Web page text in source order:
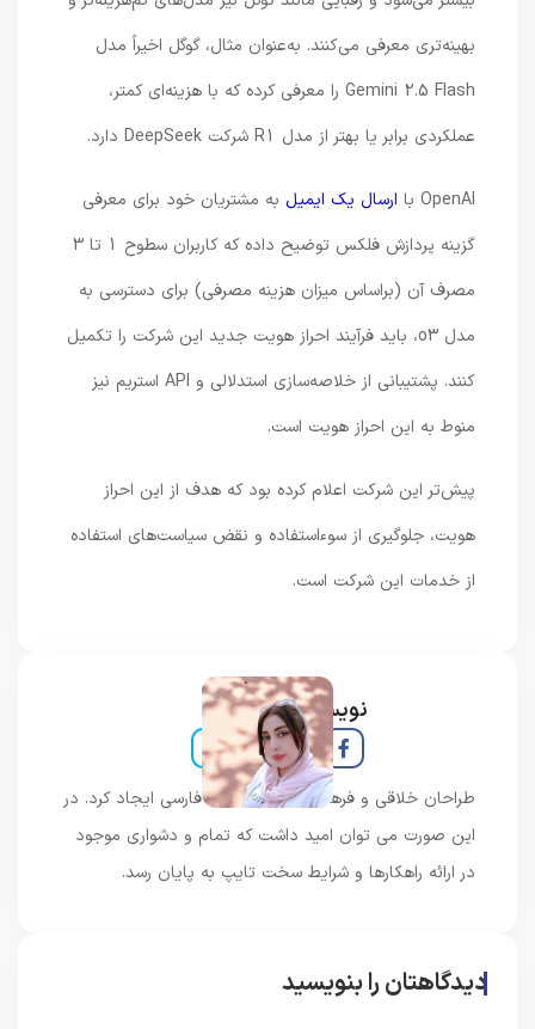
بهینه‌تری معرفی می‌کنند. به‌عنوان مثال، گوگل اخیراً مدل
Gemini 2.5 Flash را معرفی کرده که با هزینه‌ای کمتر،
عملکردی برابر یا بهتر از مدل R1 شرکت DeepSeek دارد.
OpenAI با ارسال یک ایمیلبه مشتریان خود برای معرفی
گزینه پردازش فلکس توضیح داده که کاربران سطوح 1 تا 3
مصرف آن (براساس میزان هزینه مصرفی) برای دسترسی به
مدل o3، باید فرآیند احراز هویت جدید این شرکت را تکمیل
کنند. پشتیبانی از خلاصه‌سازی استدلالی و API استریم نیز
منوط به این احراز هویت است.
پیش‌تر این شرکت اعلام کرده بود که هدف از این احراز
هویت، جلوگیری از سوءاستفاده و نقض سیاست‌های استفاده
از خدمات این شرکت است.
نویسنده و خبرنگار
طراحان خلاقی و فرهنگ پیشرو در زبان فارسی ایجاد کرد. در
این صورت می توان امید داشت که تمام و دشواری موجود
در ارائه راهکارها و شرایط سخت تایپ به پایان رسد.
دیدگاهتان را بنویسید